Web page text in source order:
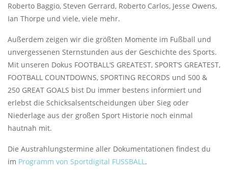
Roberto Baggio, Steven Gerrard, Roberto Carlos, Jesse Owens,
Ian Thorpe und viele, viele mehr.
Außerdem zeigen wir die größten Momente im Fußball und
unvergessenen Sternstunden aus der Geschichte des Sports.
Mit unseren Dokus FOOTBALL‘S GREATEST, SPORT‘S GREATEST,
FOOTBALL COUNTDOWNS, SPORTING RECORDS und 500 &
250 GREAT GOALS bist Du immer bestens informiert und
erlebst die Schicksalsentscheidungen über Sieg oder
Niederlage aus der großen Sport Historie noch einmal
hautnah mit.
Die Austrahlungstermine aller Dokumentationen findest du
im Programm von Sportdigital FUSSBALL .